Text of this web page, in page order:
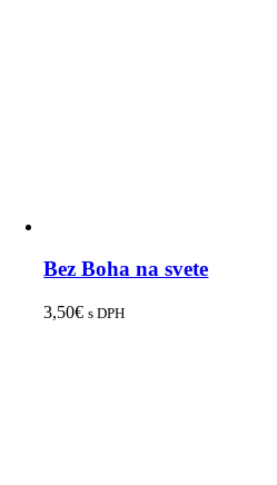
Bez Boha na svete
3,50€ s DPH